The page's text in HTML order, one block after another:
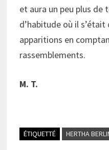
et aura un peu plus de
d’habitude où il
apparitions en
rassemblements.
M. T.
ÉTIQUETTÉ HERTHA